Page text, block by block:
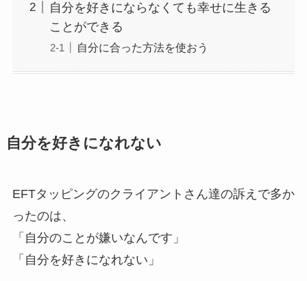
自分を好きにならなくても幸せに生きる
ことができる
自分に合った方法を使おう
自分を好きになれない
EFTタッピングのクライアントさん達の訴えで多か
ったのは、
「自分のことが嫌いなんです」
「自分を好きになれない」